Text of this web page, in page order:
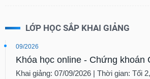
LỚP HỌC SẮP KHAI GIẢNG
09/2026
Khóa học online - Chứng khoán
Khai giảng: 07/09/2026 | Thời gian: Tối